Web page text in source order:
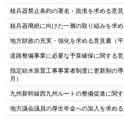
核兵器禁止条約の署名・批准を求める意見
核兵器廃絶に向けた一層の取り組みを求
地方財政の充実・強化を求める意見書（平
道路整備事業に必要な予算確保に関する意
指定給水装置工事事業者制度に更新制の
月）
九州新幹線西九州ルートの整備促進に関
地方議会議員の厚生年金への加入を求め